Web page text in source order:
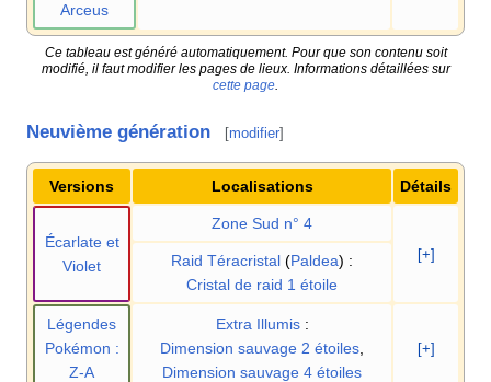
Arceus
Ce tableau est généré automatiquement. Pour que son contenu soit
modifié, il faut modifier les pages de lieux. Informations détaillées sur
cette page
Neuvième génération [modifier]
Versions Localisations Détails
Écarlate et
Violet
Zone Sud n° 4
[+]
Raid Téracristal (Paldea) :
Cristal de raid 1 étoile
Légendes
Pokémon :
Z-A
Extra Illumis :
Dimension sauvage 2 étoiles
Dimension sauvage 4 étoiles
[+]